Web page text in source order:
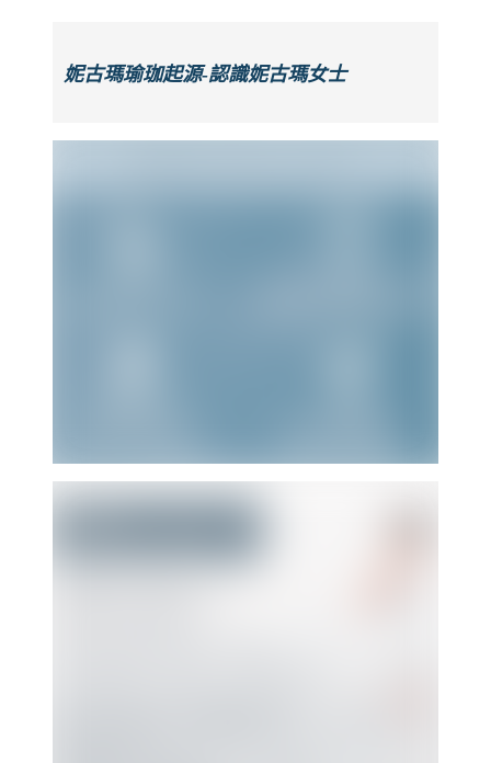
妮古瑪瑜珈起源-認識妮古瑪女士